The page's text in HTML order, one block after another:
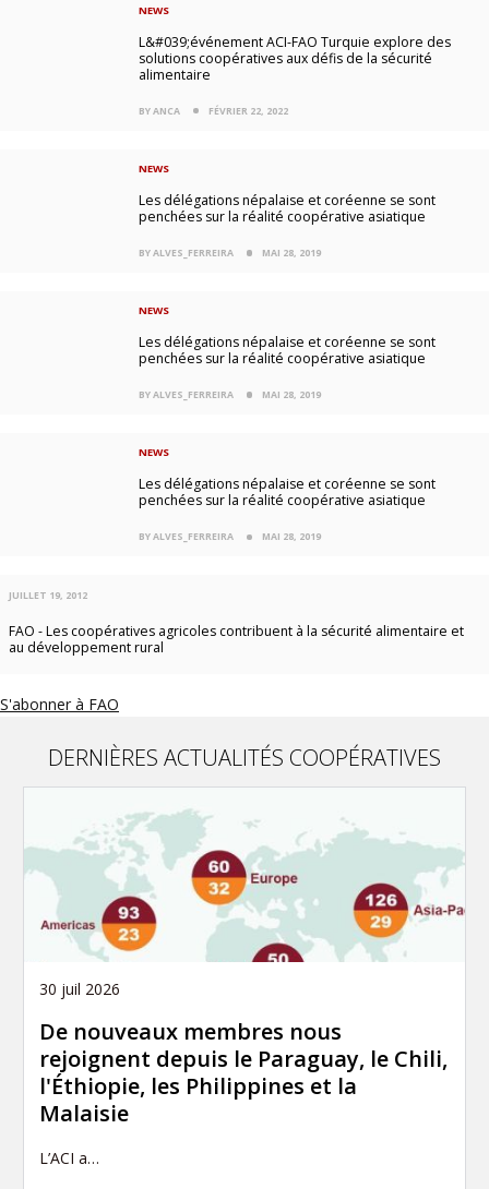
NEWS
L&#039;événement ACI-FAO Turquie explore des
solutions coopératives aux défis de la sécurité
alimentaire
BY ANCA FÉVRIER 22, 2022
NEWS
Les délégations népalaise et coréenne se sont
penchées sur la réalité coopérative asiatique
BY ALVES_FERREIRA MAI 28, 2019
NEWS
Les délégations népalaise et coréenne se sont
penchées sur la réalité coopérative asiatique
BY ALVES_FERREIRA MAI 28, 2019
NEWS
Les délégations népalaise et coréenne se sont
penchées sur la réalité coopérative asiatique
BY ALVES_FERREIRA MAI 28, 2019
JUILLET 19, 2012
FAO - Les coopératives agricoles contribuent à la sécurité alimentaire et
au développement rural
S'abonner à FAO
DERNIÈRES ACTUALITÉS COOPÉRATIVES
30 juil 2026
De nouveaux membres nous
rejoignent depuis le Paraguay, le Chili,
l'Éthiopie, les Philippines et la
Malaisie
L’ACI a…